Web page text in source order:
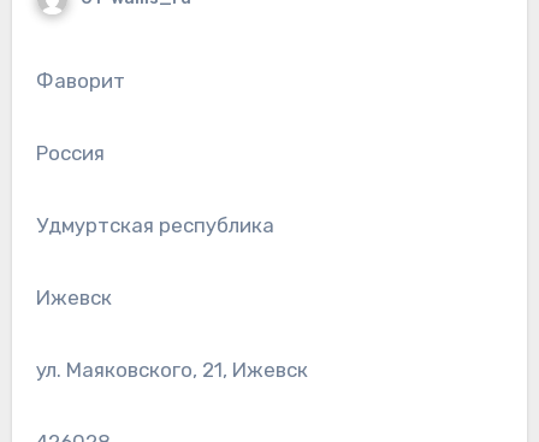
Фаворит
Россия
Удмуртская республика
Ижевск
ул. Маяковского, 21, Ижевск